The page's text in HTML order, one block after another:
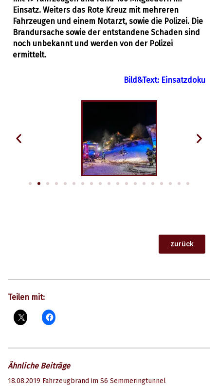
Einsatz. Weiters das Rote Kreuz mit mehreren
Fahrzeugen und einem Notarzt, sowie die Polizei. Die
Brandursache sowie der entstandene Schaden sind
noch unbekannt und werden von der Polizei
ermittelt.
Bild&Text: Einsatzdoku
zurück
Teilen mit:
Ähnliche Beiträge
18.08.2019 Fahrzeugbrand im S6 Semmeringtunnel